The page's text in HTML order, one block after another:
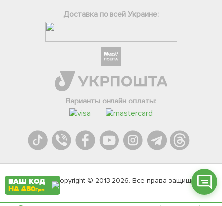
Доставка по всей Украине:
Варианты онлайн оплаты:
Agromarket.Copyright © 2013-2026. Все права защищены
Телеграм
Вайбер
Онлайн чат
ВАШ КОД
НА 450грн